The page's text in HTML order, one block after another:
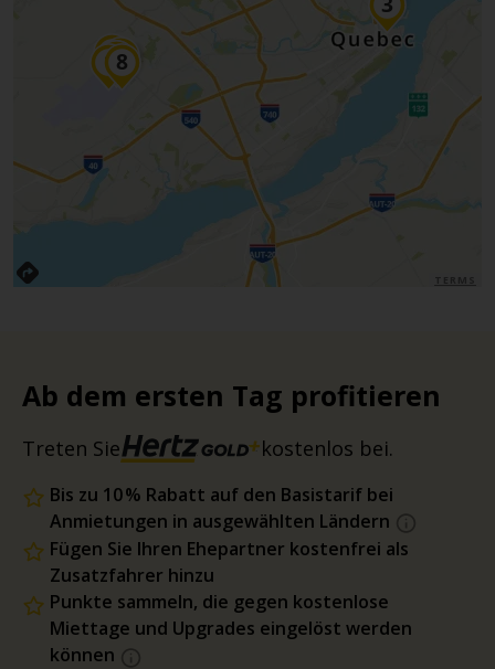
Ab dem ersten Tag profitieren
Treten Sie kostenlos bei.
Bis zu 10 % Rabatt auf den Basistarif bei
Anmietungen in ausgewählten Ländern
Fügen Sie Ihren Ehepartner kostenfrei als
Zusatzfahrer hinzu
Punkte sammeln, die gegen kostenlose
Miettage und Upgrades eingelöst werden
können